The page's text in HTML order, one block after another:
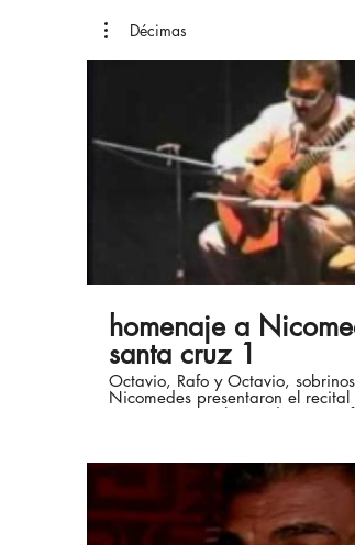
Décimas
homenaje a
santa cruz 1
Octavio, Rafo y Octavio,
Nicomedes presentaron el recital Los tres Santa
Cruz, con panalivios, décimas y
Norteamericano, Miraflores, Lima, Perú.
información en :
http://
/http://www.geocities.ws/
/http://www.geocities.ws/